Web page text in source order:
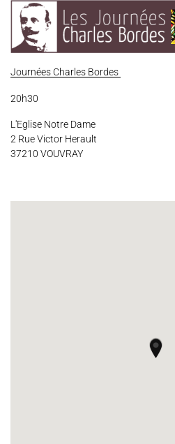
Journées Charles Bordes
20h30
L'Eglise Notre Dame
2 Rue Victor Herault
37210 VOUVRAY